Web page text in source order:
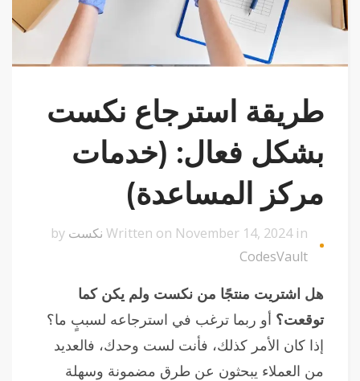
طريقة استرجاع نكست
بشكل فعال: (خدمات
مركز المساعدة)
Written on November 14, 2024 in نكست
CodesVault
هل اشتريت منتجًا من نكست ولم يكن كما
توقعت؟ أو ربما ترغب في استرجاعه لسببٍ ما؟
إذا كان الأمر كذلك، فأنت لست وحدك، فالعديد
من العملاء يبحثون عن طرق مضمونة وسهلة